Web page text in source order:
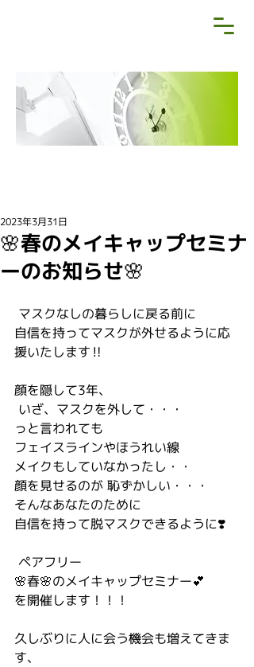
🌸春のメイキャップセミナ
ーのお知らせ🌸
2023年3月31日
マスクなしの暮らしに戻る前に
自信を持ってマスクが外せるように応
援いたします‼️
顔を隠して3年、
いざ、マスクを外して・・・
っと言われても
フェイスラインやほうれい線
メイクもしていなかったし・・
顔を見せるのが 恥ずかしい・・・
そんなあなたのために
自信を持って脱マスクできるように❣️
ペアフリー
🌸春🌸のメイキャップセミナー💕
を開催します！！！
久しぶりに人に会う機会も増えてきま
す、